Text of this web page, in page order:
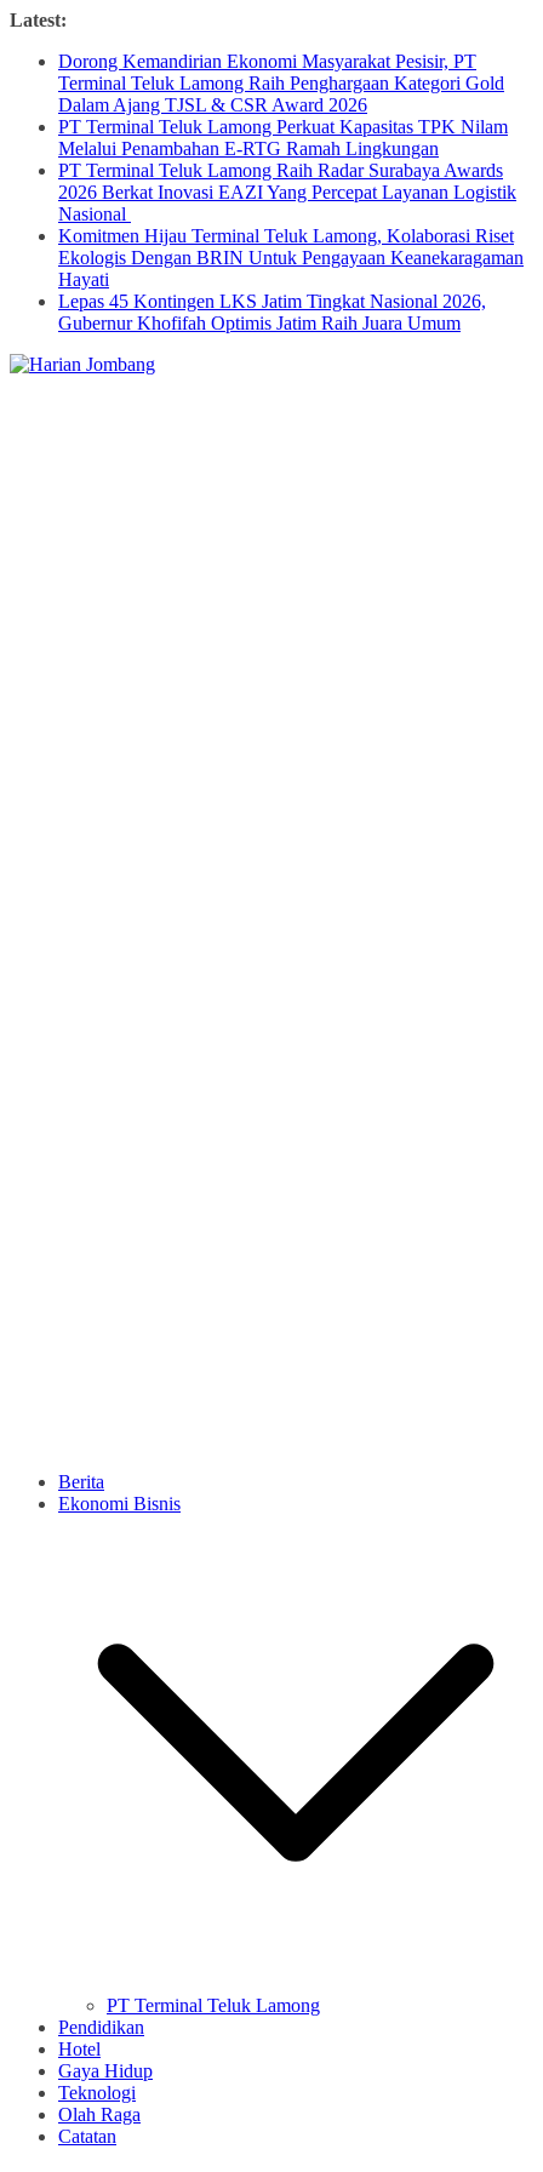
Skip
content
Latest:
Dorong Kemandirian Ekonomi Masyarakat Pesisir, PT
Terminal Teluk Lamong Raih Penghargaan Kategori Gold
Dalam Ajang TJSL & CSR Award 2026
PT Terminal Teluk Lamong Perkuat Kapasitas TPK Nilam
Melalui Penambahan E-RTG Ramah Lingkungan
PT Terminal Teluk Lamong Raih Radar Surabaya Awards
2026 Berkat Inovasi EAZI Yang Percepat Layanan Logistik
Nasional
Komitmen Hijau Terminal Teluk Lamong, Kolaborasi Riset
Ekologis Dengan BRIN Untuk Pengayaan Keanekaragaman
Hayati
Lepas 45 Kontingen LKS Jatim Tingkat Nasional 2026,
Gubernur Khofifah Optimis Jatim Raih Juara Umum
Berita
Ekonomi Bisnis
PT Terminal Teluk Lamong
Pendidikan
Hotel
Gaya Hidup
Teknologi
Olah Raga
Catatan